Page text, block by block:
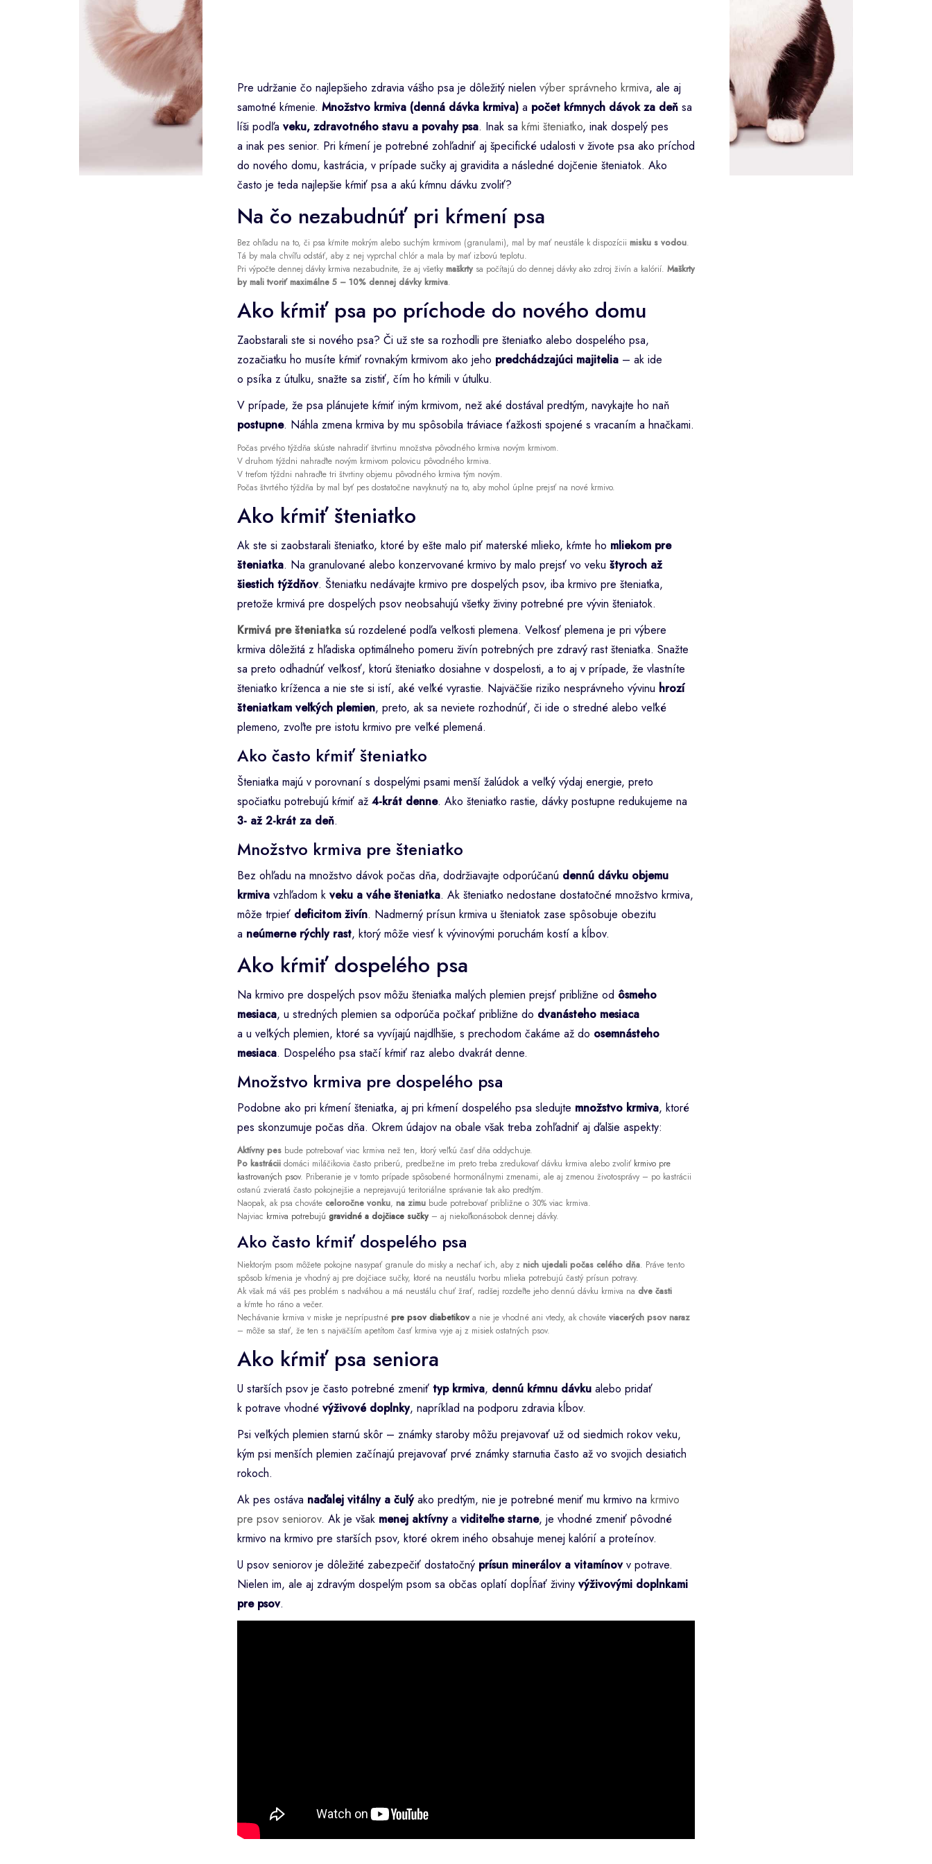
Pre udržanie čo najlepšieho zdravia vášho psa je dôležitý nielen výber správneho krmiva, ale aj
samotné kŕmenie. Množstvo krmiva (denná dávka krmiva) a počet kŕmnych dávok za deň sa
líši podľa veku, zdravotného stavu a povahy psa. Inak sa kŕmi šteniatko, inak dospelý pes
a inak pes senior. Pri kŕmení je potrebné zohľadniť aj špecifické udalosti v živote psa ako príchod
do nového domu, kastrácia, v prípade sučky aj gravidita a následné dojčenie šteniatok. Ako
často je teda najlepšie kŕmiť psa a akú kŕmnu dávku zvoliť?
Na čo nezabudnúť pri kŕmení psa
Bez ohľadu na to, či psa kŕmite mokrým alebo suchým krmivom (granulami), mal by mať neustále k dispozícii misku s vodou.
Tá by mala chvíľu odstáť, aby z nej vyprchal chlór a mala by mať izbovú teplotu.
Pri výpočte dennej dávky krmiva nezabudnite, že aj všetky maškrty sa počítajú do dennej dávky ako zdroj živín a kalórií. Maškrty
by mali tvoriť maximálne 5 – 10% dennej dávky krmiva.
Ako kŕmiť psa po príchode do nového domu
Zaobstarali ste si nového psa? Či už ste sa rozhodli pre šteniatko alebo dospelého psa,
zozačiatku ho musíte kŕmiť rovnakým krmivom ako jeho predchádzajúci majitelia – ak ide
o psíka z útulku, snažte sa zistiť, čím ho kŕmili v útulku.
V prípade, že psa plánujete kŕmiť iným krmivom, než aké dostával predtým, navykajte ho naň
postupne. Náhla zmena krmiva by mu spôsobila tráviace ťažkosti spojené s vracaním a hnačkami.
Počas prvého týždňa skúste nahradiť štvrtinu množstva pôvodného krmiva novým krmivom.
V druhom týždni nahraďte novým krmivom polovicu pôvodného krmiva.
V treťom týždni nahraďte tri štvrtiny objemu pôvodného krmiva tým novým.
Počas štvrtého týždňa by mal byť pes dostatočne navyknutý na to, aby mohol úplne prejsť na nové krmivo.
Ako kŕmiť šteniatko
Ak ste si zaobstarali šteniatko, ktoré by ešte malo piť materské mlieko, kŕmte ho mliekom pre
šteniatka. Na granulované alebo konzervované krmivo by malo prejsť vo veku štyroch až
šiestich týždňov. Šteniatku nedávajte krmivo pre dospelých psov, iba krmivo pre šteniatka,
pretože krmivá pre dospelých psov neobsahujú všetky živiny potrebné pre vývin šteniatok.
Krmivá pre šteniatka sú rozdelené podľa veľkosti plemena. Veľkosť plemena je pri výbere
krmiva dôležitá z hľadiska optimálneho pomeru živín potrebných pre zdravý rast šteniatka. Snažte
sa preto odhadnúť veľkosť, ktorú šteniatko dosiahne v dospelosti, a to aj v prípade, že vlastníte
šteniatko kríženca a nie ste si istí, aké veľké vyrastie. Najväčšie riziko nesprávneho vývinu hrozí
šteniatkam veľkých plemien, preto, ak sa neviete rozhodnúť, či ide o stredné alebo veľké
plemeno, zvoľte pre istotu krmivo pre veľké plemená.
Ako často kŕmiť šteniatko
Šteniatka majú v porovnaní s dospelými psami menší žalúdok a veľký výdaj energie, preto
spočiatku potrebujú kŕmiť až 4-krát denne. Ako šteniatko rastie, dávky postupne redukujeme na
3- až 2-krát za deň.
Množstvo krmiva pre šteniatko
Bez ohľadu na množstvo dávok počas dňa, dodržiavajte odporúčanú dennú dávku objemu
krmiva vzhľadom k veku a váhe šteniatka. Ak šteniatko nedostane dostatočné množstvo krmiva,
môže trpieť deficitom živín. Nadmerný prísun krmiva u šteniatok zase spôsobuje obezitu
a neúmerne rýchly rast, ktorý môže viesť k vývinovými poruchám kostí a kĺbov.
Ako kŕmiť dospelého psa
Na krmivo pre dospelých psov môžu šteniatka malých plemien prejsť približne od ôsmeho
mesiaca, u stredných plemien sa odporúča počkať približne do dvanásteho mesiaca
a u veľkých plemien, ktoré sa vyvíjajú najdlhšie, s prechodom čakáme až do osemnásteho
mesiaca. Dospelého psa stačí kŕmiť raz alebo dvakrát denne.
Množstvo krmiva pre dospelého psa
Podobne ako pri kŕmení šteniatka, aj pri kŕmení dospelého psa sledujte množstvo krmiva, ktoré
pes skonzumuje počas dňa. Okrem údajov na obale však treba zohľadniť aj ďalšie aspekty:
Aktívny pes bude potrebovať viac krmiva než ten, ktorý veľkú časť dňa oddychuje.
Po kastrácii domáci miláčikovia často priberú, predbežne im preto treba zredukovať dávku krmiva alebo zvoliť krmivo pre
kastrovaných psov. Priberanie je v tomto prípade spôsobené hormonálnymi zmenami, ale aj zmenou životosprávy – po kastrácii
ostanú zvieratá často pokojnejšie a neprejavujú teritoriálne správanie tak ako predtým.
Naopak, ak psa chováte celoročne vonku, na zimu bude potrebovať približne o 30% viac krmiva.
Najviac krmiva potrebujú gravidné a dojčiace sučky – aj niekoľkonásobok dennej dávky.
Ako často kŕmiť dospelého psa
Niektorým psom môžete pokojne nasypať granule do misky a nechať ich, aby z nich ujedali počas celého dňa. Práve tento
spôsob kŕmenia je vhodný aj pre dojčiace sučky, ktoré na neustálu tvorbu mlieka potrebujú častý prísun potravy.
Ak však má váš pes problém s nadváhou a má neustálu chuť žrať, radšej rozdeľte jeho dennú dávku krmiva na dve časti
a kŕmte ho ráno a večer.
Nechávanie krmiva v miske je neprípustné pre psov diabetikov a nie je vhodné ani vtedy, ak chováte viacerých psov naraz
– môže sa stať, že ten s najväčším apetítom časť krmiva vyje aj z misiek ostatných psov.
Ako kŕmiť psa seniora
U starších psov je často potrebné zmeniť typ krmiva, dennú kŕmnu dávku alebo pridať
k potrave vhodné výživové doplnky, napríklad na podporu zdravia kĺbov.
Psi veľkých plemien starnú skôr – známky staroby môžu prejavovať už od siedmich rokov veku,
kým psi menších plemien začínajú prejavovať prvé známky starnutia často až vo svojich desiatich
rokoch.
Ak pes ostáva naďalej vitálny a čulýako predtým, nie je potrebné meniť mu krmivo na krmivo
pre psov seniorov. Ak je však menej aktívnya viditeľne starne, je vhodné zmeniť pôvodné
krmivo na krmivo pre starších psov, ktoré okrem iného obsahuje menej kalórií a proteínov.
U psov seniorov je dôležité zabezpečiť dostatočný prísun minerálov a vitamínovv potrave.
Nielen im, ale aj zdravým dospelým psom sa občas oplatí dopĺňať živiny výživovými doplnkami
pre psov.